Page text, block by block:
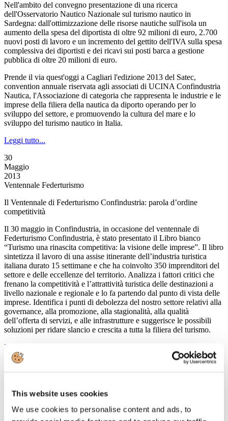
This website uses cookies
We use cookies to personalise content and ads, to
Nell'ambito del convegno presentazione di una ricerca
dell'Osservatorio Nautico Nazionale sul turismo nautico in
Sardegna: dall'ottimizzazione delle risorse nautiche sull'isola un
aumento della spesa del diportista di oltre 92 milioni di euro, 2.700
nuovi posti di lavoro e un incremento del gettito dell'IVA sulla spesa
complessiva dei diportisti e dei ricavi sui posti barca a gestione
pubblica di oltre 20 milioni di euro.
Prende il via quest'oggi a Cagliari l'edizione 2013 del Satec,
convention annuale riservata agli associati di UCINA Confindustria
Nautica, l'Associazione di categoria che rappresenta le industrie e le
imprese della filiera della nautica da diporto operando per lo
sviluppo del settore, e promuovendo la cultura del mare e lo
sviluppo del turismo nautico in Italia.
Leggi tutto...
30
Maggio
2013
Ventennale Federturismo
Il Ventennale di Federturismo Confindustria: parola d’ordine
competitività
Il 30 maggio in Confindustria, in occasione del ventennale di
Federturismo Confindustria, è stato presentato il Libro bianco
“Turismo una rinascita competitiva: la visione delle imprese”. Il libro
sintetizza il lavoro di una assise itinerante dell’industria turistica
italiana durato 15 settimane e che ha coinvolto 350 imprenditori del
settore e delle eccellenze del territorio. Analizza i fattori critici che
frenano la competitività e l’attrattività turistica delle destinazioni a
livello nazionale e regionale e lo fa partendo dal punto di vista delle
imprese. Identifica i punti di debolezza del nostro settore relativi alla
governance, alla promozione, alla stagionalità, alla qualità
dell’offerta di servizi, e alle infrastrutture e suggerisce le possibili
soluzioni per ridare slancio e crescita a tutta la filiera del turismo.
Leggi tutto...
Confindustria Nord Sardegna
Seminario sul turismo